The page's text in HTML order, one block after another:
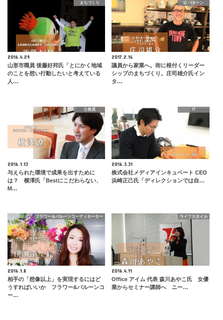
まちづくり
2016.4.29
山形市職員 後藤好邦氏「とにかく地域
のことを想い行動したいと考えている
人…
U・Iターン
2017.2.16
議員から家業へ。街に根付くリーダー
シップのまちづくり。庄司雄介氏イン
タ…
公務員
2016.1.13
与えられた環境で成果を出すために
は？ 横澤氏「Bestにこだわらない、
M…
IT
2016.3.31
株式会社メディアインキュベート CEO
浜崎正己氏「ディレクションでは自…
フラワー＆バルーンコーディネーター
2016.1.8
相手の「想像以上」を実現するにはど
うすればいいか フラワー&バルーンコ
ー…
ライフスタイル
2016.4.11
Office アイム 代表 森川あやこ氏 女優
業からセミナー講師へ ニー…